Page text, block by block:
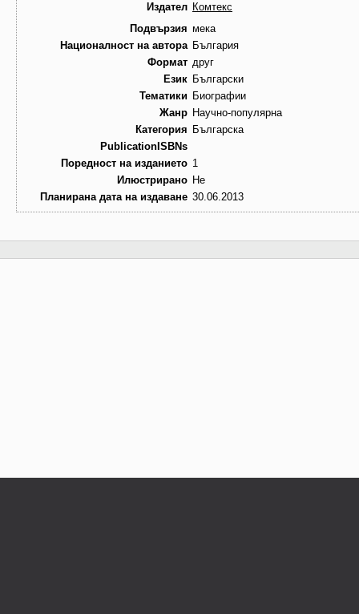
Издател Комтекс
Подвързия мека
Националност на автора България
Формат друг
Език Български
Тематики Биографии
Жанр Научно-популярна
Категория Българска
PublicationISBNs
Поредност на изданието 1
Илюстрирано Не
Планирана дата на издаване 30.06.2013